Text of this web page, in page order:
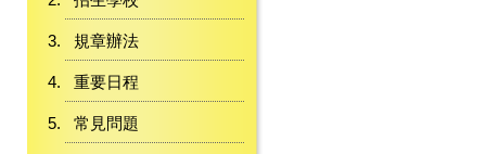
規章辦法
重要日程
常見問題